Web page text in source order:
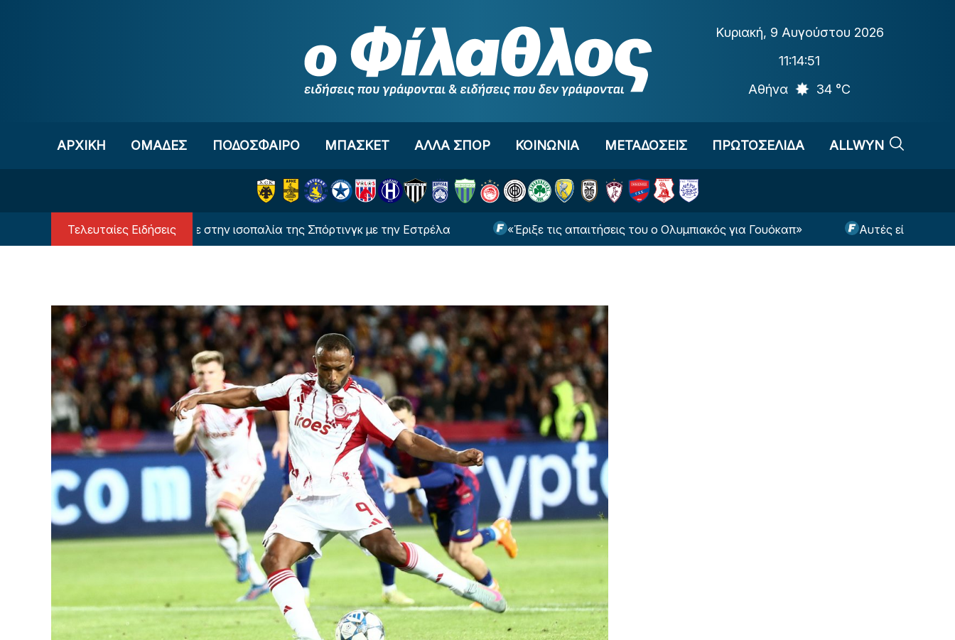
Κυριακή, 9 Αυγούστου 2026
11:14:52
Αθήνα
34 °C
ΑΡΧΙΚΗ OΜΑΔΕΣ ΠΟΔΟΣΦΑΙΡΟ ΜΠΑΣΚΕΤ ΑΛΛΑ ΣΠΟΡ ΚΟΙΝΩΝΙΑ ΜΕΤΑΔΟΣΕΙΣ ΠΡΩΤΟΣΕΛΙΔΑ ALLWYN
Τελευταίες Ειδήσεις
Ο Ιωαννίδης σκόραρε στην ισοπαλία της Σπόρτινγκ με την Εστρέλα «Έριξε τις απαιτήσεις του ο Ολυμπιακός για Γουόκαπ» Αυτές είναι οι